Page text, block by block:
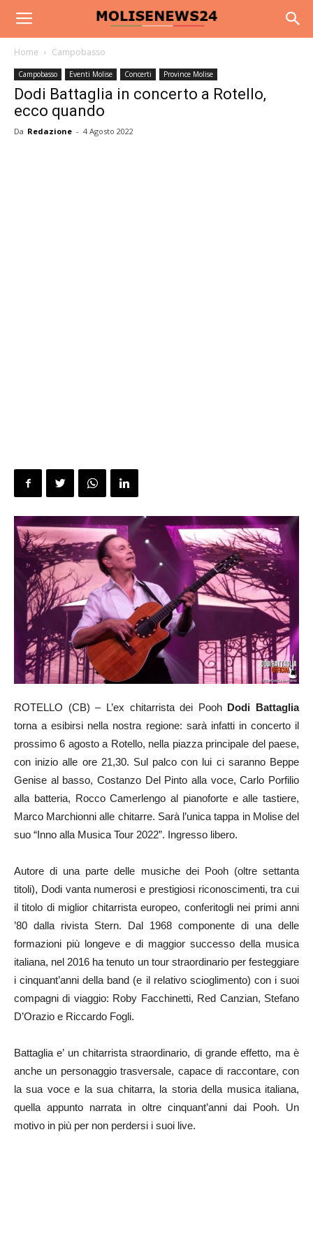
Home Campobasso
Campobasso Eventi Molise Concerti Province Molise
Dodi Battaglia in concerto a Rotello,
ecco quando
Da Redazione - 4 Agosto 2022
ROTELLO (CB) – L’ex chitarrista dei Pooh Dodi Battaglia
torna a esibirsi nella nostra regione: sarà infatti in concerto il
prossimo 6 agosto a Rotello, nella piazza principale del paese,
con inizio alle ore 21,30. Sul palco con lui ci saranno Beppe
Genise al basso, Costanzo Del Pinto alla voce, Carlo Porfilio
alla batteria, Rocco Camerlengo al pianoforte e alle tastiere,
Marco Marchionni alle chitarre. Sarà l’unica tappa in Molise del
suo “Inno alla Musica Tour 2022”. Ingresso libero.
Autore di una parte delle musiche dei Pooh (oltre settanta
titoli), Dodi vanta numerosi e prestigiosi riconoscimenti, tra cui
il titolo di miglior chitarrista europeo, conferitogli nei primi anni
’80 dalla rivista Stern. Dal 1968 componente di una delle
formazioni più longeve e di maggior successo della musica
italiana, nel 2016 ha tenuto un tour straordinario per festeggiare
i cinquant’anni della band (e il relativo scioglimento) con i suoi
compagni di viaggio: Roby Facchinetti, Red Canzian, Stefano
D’Orazio e Riccardo Fogli.
Battaglia e’ un chitarrista straordinario, di grande effetto, ma è
anche un personaggio trasversale, capace di raccontare, con
la sua voce e la sua chitarra, la storia della musica italiana,
quella appunto narrata in oltre cinquant’anni dai Pooh. Un
motivo in più per non perdersi i suoi live.